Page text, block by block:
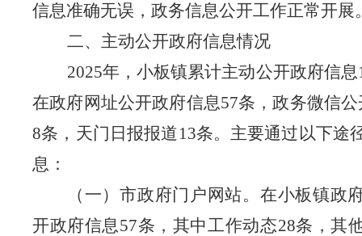
信息准确无误，政务信息公开工作正常开展
二、主动公开政府信息情况
2025年，小板镇累计主动公开政府信
在政府网址公开政府信息57条，政务微信
8条，天门日报报道13条。主要通过以下途
息：
（一）市政府门户网站。 在小板镇政
开政府信息57条，其中工作动态28条，其